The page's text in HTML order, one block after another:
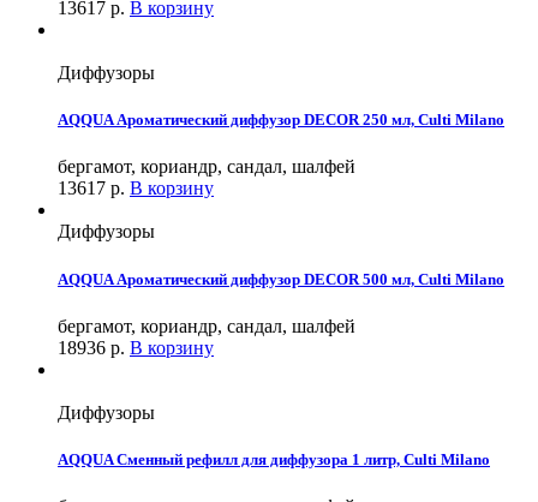
13617 р. В корзину
Диффузоры
AQQUA Ароматический диффузор DECOR 250 мл, Culti Milano
бергамот, кориандр, сандал, шалфей
13617 р. В корзину
Диффузоры
AQQUA Ароматический диффузор DECOR 500 мл, Culti Milano
бергамот, кориандр, сандал, шалфей
18936 р. В корзину
Диффузоры
AQQUA Сменный рефилл для диффузора 1 литр, Culti Milano